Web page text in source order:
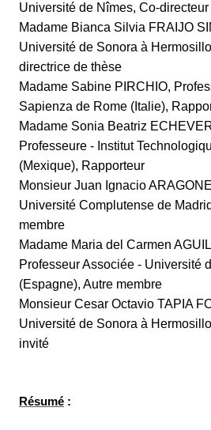
s
/
p
h
o
t
o
/
i
m
a
g
e
-
s
e
n
r
Université de Nîmes, Co-
Madame Bianca Silvia FRAIJO
Université de Sonora à
directrice de thèse
Madame Sabine PIRCHIO,
Sapienza de Rome (Italie),
Madame Sonia Beatriz
Professeure - Institut
(Mexique), Rapporteur
Monsieur Juan Ignacio
Université Complutense de
membre
Madame Maria del Carmen
Professeur Associée - Université
(Espagne), Autre membre
Monsieur Cesar Octavio TAPIA
Université de Sonora à
invité
Résumé :